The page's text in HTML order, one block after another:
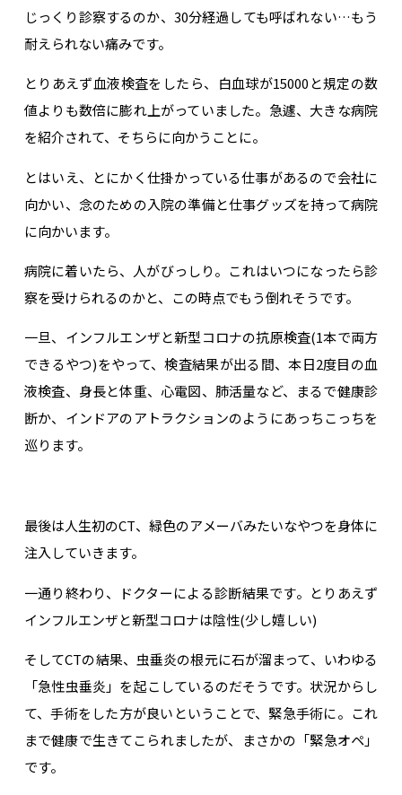
じっくり診察するのか、30分経過しても呼ばれない…もう
耐えられない痛みです。
とりあえず血液検査をしたら、白血球が15000と規定の数
値よりも数倍に膨れ上がっていました。急遽、大きな病院
を紹介されて、そちらに向かうことに。
とはいえ、とにかく仕掛かっている仕事があるので会社に
向かい、念のための入院の準備と仕事グッズを持って病院
に向かいます。
病院に着いたら、人がびっしり。これはいつになったら診
察を受けられるのかと、この時点でもう倒れそうです。
一旦、インフルエンザと新型コロナの抗原検査(1本で両方
できるやつ)をやって、検査結果が出る間、本日2度目の血
液検査、身長と体重、心電図、肺活量など、まるで健康診
断か、インドアのアトラクションのようにあっちこっちを
巡ります。
最後は人生初のCT、緑色のアメーバみたいなやつを身体に
注入していきます。
一通り終わり、ドクターによる診断結果です。とりあえず
インフルエンザと新型コロナは陰性(少し嬉しい)
そしてCTの結果、虫垂炎の根元に石が溜まって、いわゆる
「急性虫垂炎」を起こしているのだそうです。状況からし
て、手術をした方が良いということで、緊急手術に。これ
まで健康で生きてこられましたが、まさかの「緊急オペ」
です。